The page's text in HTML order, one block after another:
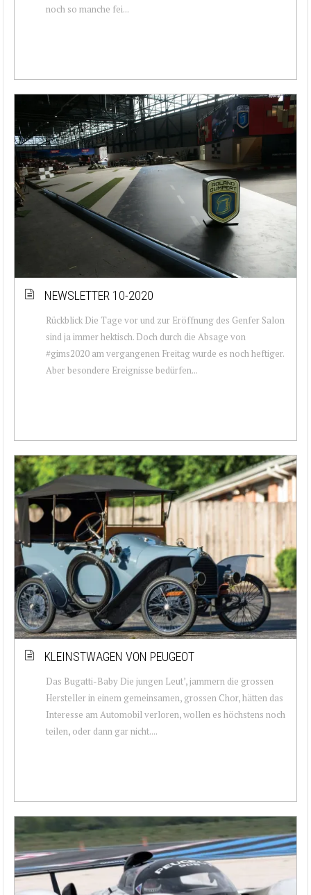
noch so manche fei...
NEWSLETTER 10-2020
Rückblick Die Tage vor und zur Eröffnung des Genfer Salon
sind ja immer hektisch. Doch durch die Absage von
#gims2020 am vergangenen Freitag wurde es noch heftiger.
Aber besondere Ereignisse bedürfen...
KLEINSTWAGEN VON PEUGEOT
Das Bugatti-Baby Die jungen Leut’, jammern die grossen
Hersteller in einem gemeinsamen, grossen Chor, hätten das
Interesse am Automobil verloren, wollen es höchstens noch
teilen, oder dann gar nicht....